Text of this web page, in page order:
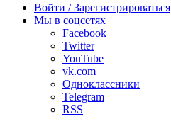
радио
Войти / Зарегистрироваться
Мы в соцсетях
Facebook
Twitter
YouTube
vk.com
Одноклассники
Telegram
RSS